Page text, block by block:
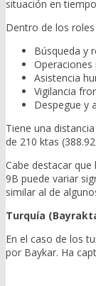
situación en
Dentro de los
Búsqueda y
Asistencia
Vigilancia
Despegue y
Tiene una
de 210 ktas
Cabe destacar
9B puede variar
similar al de
Turquía
En el caso de los
por Baykar. Ha